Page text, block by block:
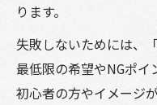
ります。
失敗しないためには、
最低限の希望やNGポイ
初心者の方やイメージ